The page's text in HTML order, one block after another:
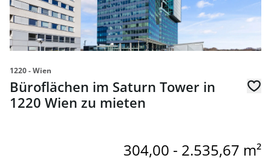
1220 - Wien
Büroflächen im Saturn Tower in
1220 Wien zu mieten
304,00 - 2.535,67 m²